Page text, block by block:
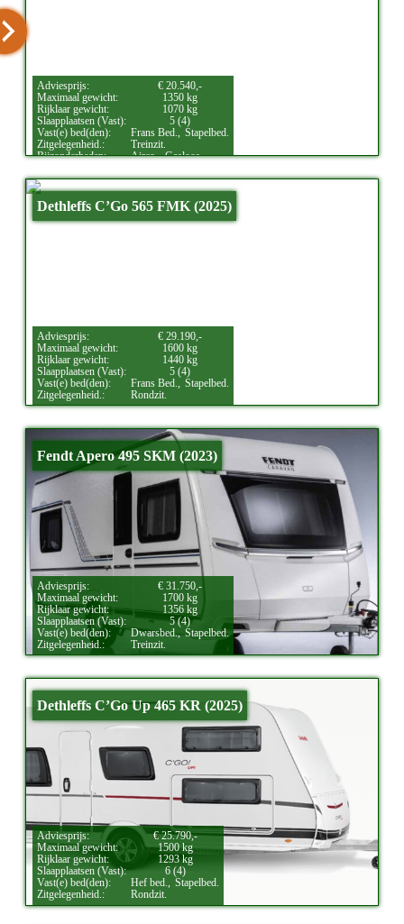
Adviesprijs:
€ 20.540,-
Maximaal gewicht:
1350 kg
Rijklaar gewicht:
1070 kg
Slaapplaatsen (Vast):
5 (4)
Vast(e) bed(den):
Frans Bed., Stapelbed.
Zitgelegenheid.:
Treinzit.
Bijzonderheden:
Airco., Gasloos.
Dethleffs C’Go 565 FMK (2025)
Adviesprijs:
€ 29.190,-
Maximaal gewicht:
1600 kg
Rijklaar gewicht:
1440 kg
Slaapplaatsen (Vast):
5 (4)
Vast(e) bed(den):
Frans Bed.,
Stapelbed.
Zitgelegenheid.:
Rondzit.
Fendt Apero 495 SKM (2023)
Adviesprijs:
€ 31.750,-
Maximaal gewicht:
1700 kg
Rijklaar gewicht:
1356 kg
Slaapplaatsen (Vast):
5 (4)
Vast(e) bed(den):
Dwarsbed., Stapelbed.
Zitgelegenheid.:
Treinzit.
Dethleffs C’Go Up 465 KR (2025)
Adviesprijs:
€ 25.790,-
Maximaal gewicht:
1500 kg
Rijklaar gewicht:
1293 kg
Slaapplaatsen (Vast):
6 (4)
Vast(e) bed(den):
Hef bed., Stapelbed.
Zitgelegenheid.:
Rondzit.